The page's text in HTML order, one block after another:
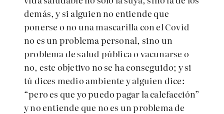
demás, y si alguien no entiende que
ponerse o no una mascarilla con el Covid
no es un problema personal, sino un
problema de salud pública o vacunarse o
no, este objetivo no se ha conseguido; y si
tú dices medio ambiente y alguien dice:
“pero es que yo puedo pagar la calefacción”
y no entiende que no es un problema de